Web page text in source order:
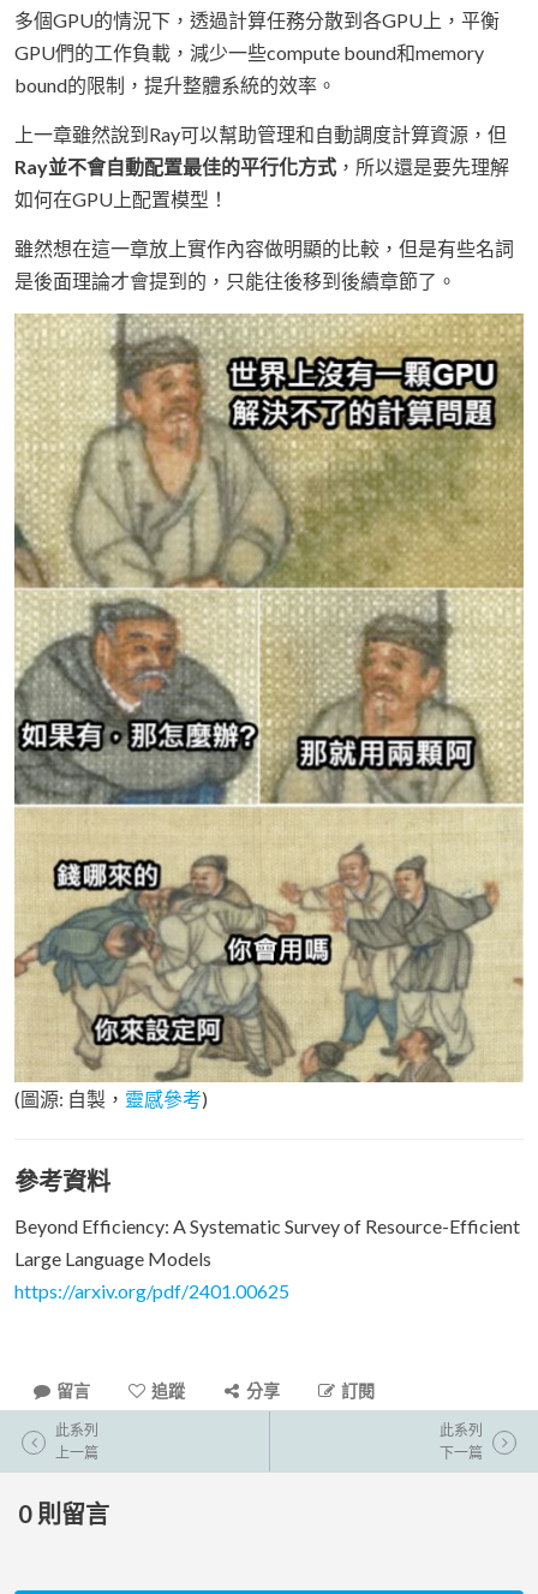
多個GPU的情況下，透過計算任務分散到各GPU上，平衡
GPU們的工作負載，減少一些compute bound和memory
bound的限制，提升整體系統的效率。
上一章雖然說到Ray可以幫助管理和自動調度計算資源，但
Ray並不會自動配置最佳的平行化方式 ，所以還是要先理解
如何在GPU上配置模型！
雖然想在這一章放上實作內容做明顯的比較，但是有些名詞
是後面理論才會提到的，只能往後移到後續章節了。
(圖源: 自製， 靈感參考)
參考資料
Beyond Efficiency: A Systematic Survey of Resource-Efficient
Large Language Models
https://arxiv.org/pdf/2401.00625
留言 追蹤 分享 訂閱
此系列
上一篇
此系列
下一篇
0 則留言